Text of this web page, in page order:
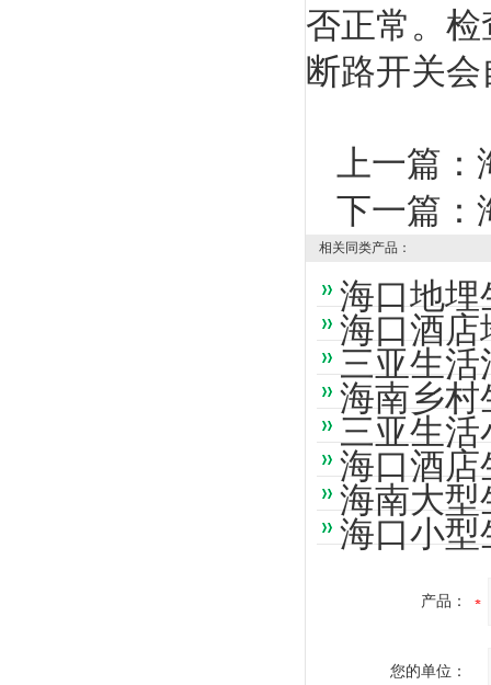
否正常。
断路开关
上一篇：
下一篇：
相关同类产品：
海口地埋
海口酒店
三亚生活
海南乡村
三亚生活
海口酒店
海南大型
海口小型
产品：
您的单位：